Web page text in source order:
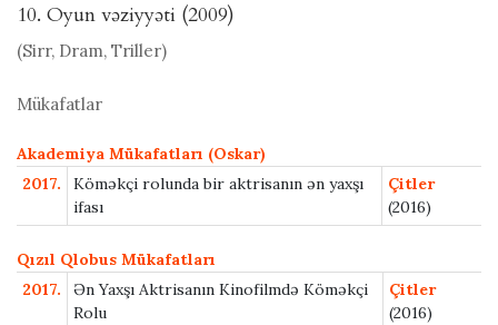
10. Oyun vəziyyəti (2009)
(Sirr, Dram, Triller)
Mükafatlar
Akademiya Mükafatları (Oskar)
2017.
Köməkçi rolunda bir aktrisanın ən yaxşı
ifası
Çitler
(2016)
Qızıl Qlobus Mükafatları
2017.
Ən Yaxşı Aktrisanın Kinofilmdə Köməkçi
Rolu
Çitler
(2016)